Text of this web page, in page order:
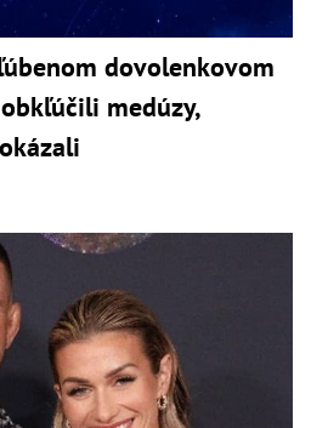
dovolenkovom
medúzy,